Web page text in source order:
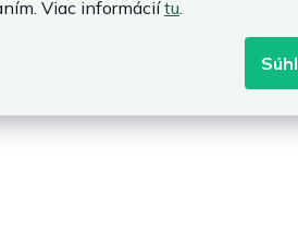
Viac informáciítu